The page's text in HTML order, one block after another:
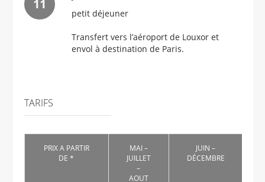
petit déjeuner
Transfert vers l’aéroport de Louxor et
envol à destination de Paris.
TARIFS
PRIX A PARTIR
DE *
MAI –
JUILLET
–
AOUT
JUIN –
DÉCEMBRE